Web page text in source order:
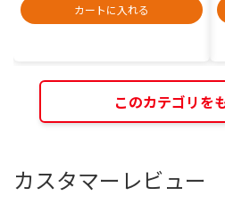
カートに入れる
このカテゴリを
カスタマーレビュー